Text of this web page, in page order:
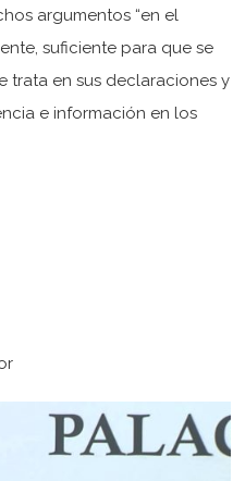
argumentos “en el
suficiente para que se
trata en sus declaraciones y
e información en los